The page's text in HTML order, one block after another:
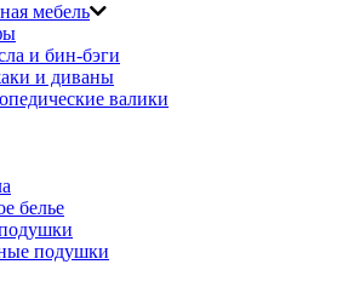
мебель
и бин-бэги
и диваны
валики
белье
подушки